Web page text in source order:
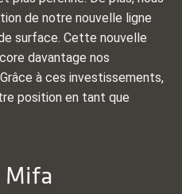
de notre nouvelle ligne
surface. Cette nouvelle
davantage nos
à ces investissements,
position en tant que
Mifa